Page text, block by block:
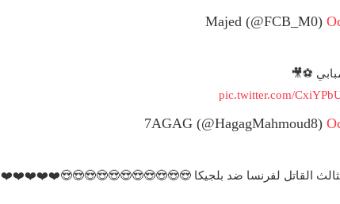
⚽️🎥
pic.twitter.com/
الثالث القاتل لفرنسا ضد بلجيكا 😍😍😍😍😍😍😍😍😍😍😍❤️❤️❤️❤️❤️